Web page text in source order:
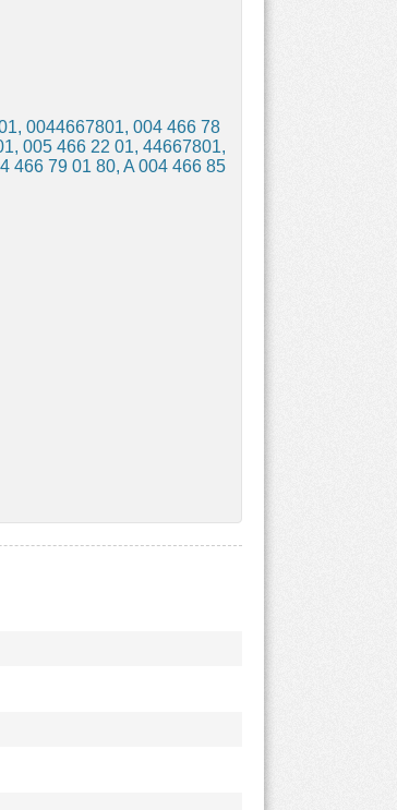
0044667801, 004 466 78
005 466 22 01, 44667801,
466 79 01 80, A 004 466 85